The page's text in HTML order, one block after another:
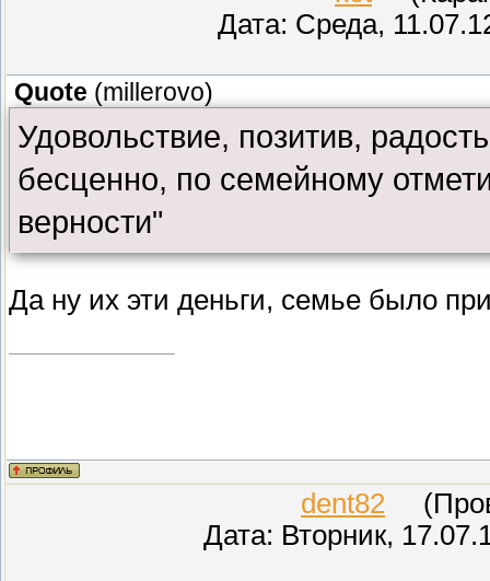
Дата: Среда,
Quote (millerovo)
Удовольствие, позитив,
бесценно, по семейному
верности"
Да ну их эти деньги, семье было
dent82
Дата: Вторник,